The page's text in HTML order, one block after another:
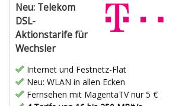
Neu: Telekom
DSL-
Aktionstarife für
Wechsler
Internet und Festnetz-Flat
Neu: WLAN in allen Ecken
Fernsehen mit MagentaTV nur 5 €